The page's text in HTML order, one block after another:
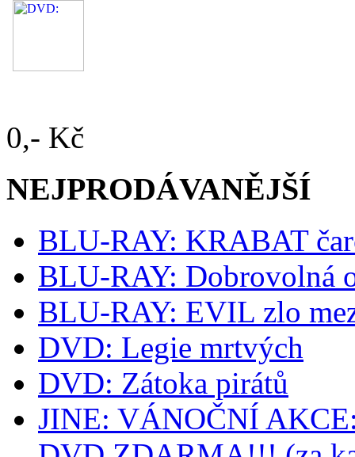
0,- Kč
NEJPRODÁVANĚJŠÍ
BLU-RAY: KRABAT
BLU-RAY: Dobrovolná
BLU-RAY: EVIL zlo
DVD: Legie mrtvých
DVD: Zátoka pirátů
JINE: VÁNOČNÍ